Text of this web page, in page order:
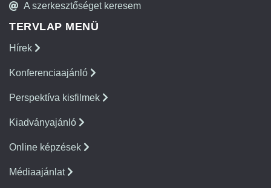
A szerkesztőséget keresem
TERVLAP MENÜ
Hírek
Konferenciaajánló
Perspektíva kisfilmek
Kiadványajánló
Online képzések
Médiaajánlat